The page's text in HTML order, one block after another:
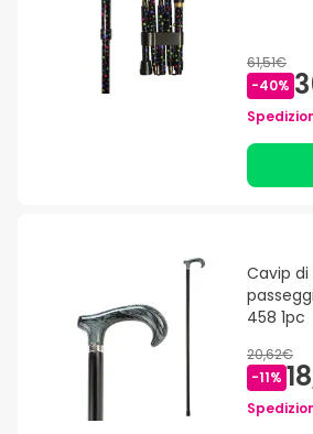
61,51€
-40%
Cavip di
458 1pc
20,62€
-11%